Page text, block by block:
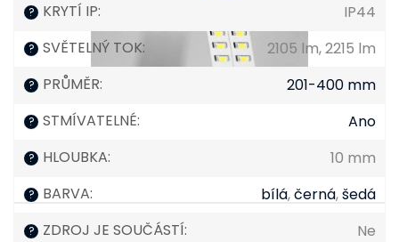
? KRYTÍ IP: IP44
? SVĚTELNÝ TOK: 2105 lm, 2215 lm
? PRŮMĚR: 201-400 mm
? STMÍVATELNÉ: Ano
? HLOUBKA: 10 mm
? BARVA: bílá,černá,šedá
? ZDROJ JE SOUČÁSTÍ: Ne